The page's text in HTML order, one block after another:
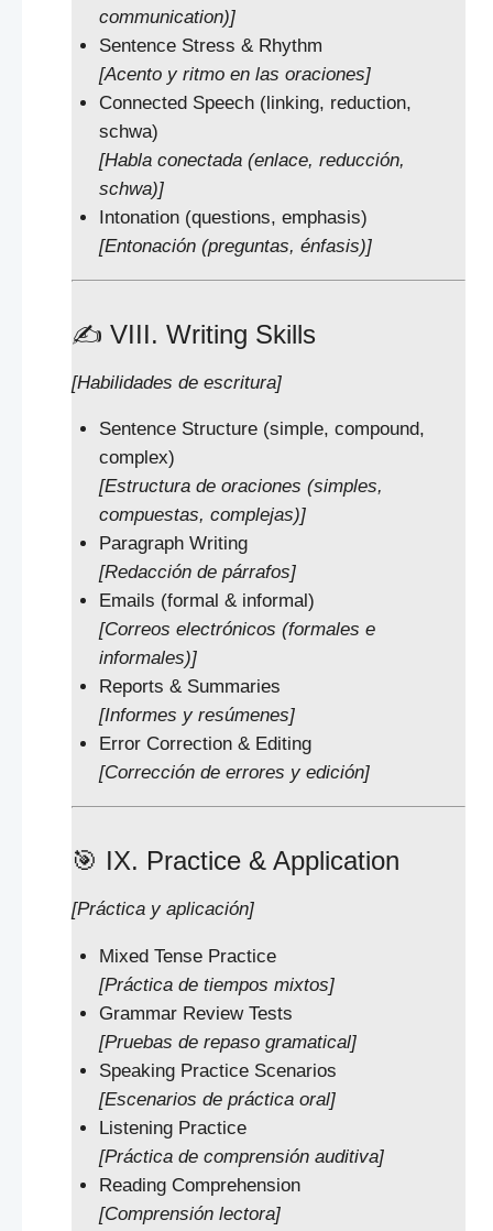
communication)]
Sentence Stress & Rhythm
[Acento y ritmo en las oraciones]
Connected Speech (linking, reduction,
schwa)
[Habla conectada (enlace, reducción,
schwa)]
Intonation (questions, emphasis)
[Entonación (preguntas, énfasis)]
✍️ VIII. Writing Skills
[Habilidades de escritura]
Sentence Structure (simple, compound,
complex)
[Estructura de oraciones (simples,
compuestas, complejas)]
Paragraph Writing
[Redacción de párrafos]
Emails (formal & informal)
[Correos electrónicos (formales e
informales)]
Reports & Summaries
[Informes y resúmenes]
Error Correction & Editing
[Corrección de errores y edición]
🎯 IX. Practice & Application
[Práctica y aplicación]
Mixed Tense Practice
[Práctica de tiempos mixtos]
Grammar Review Tests
[Pruebas de repaso gramatical]
Speaking Practice Scenarios
[Escenarios de práctica oral]
Listening Practice
[Práctica de comprensión auditiva]
Reading Comprehension
[Comprensión lectora]